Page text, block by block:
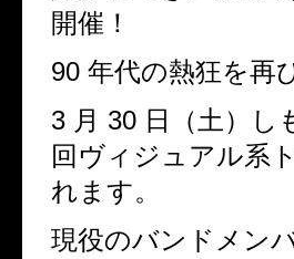
開催！
90 年代の熱狂を再
3 月 30 日（土）し
回ヴィジュアル系
れます。
現役のバンドメン